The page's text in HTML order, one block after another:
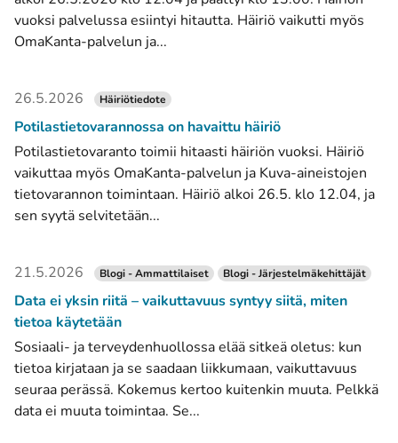
vuoksi palvelussa esiintyi hitautta. Häiriö vaikutti myös
OmaKanta-palvelun ja...
26.5.2026 Häiriötiedote
Potilastietovarannossa on havaittu häiriö
Potilastietovaranto toimii hitaasti häiriön vuoksi. Häiriö
vaikuttaa myös OmaKanta-palvelun ja Kuva-aineistojen
tietovarannon toimintaan. Häiriö alkoi 26.5. klo 12.04, ja
sen syytä selvitetään...
21.5.2026 Blogi - Ammattilaiset Blogi - Järjestelmäkehittäjät
Data ei yksin riitä – vaikuttavuus syntyy siitä, miten
tietoa käytetään
Sosiaali- ja terveydenhuollossa elää sitkeä oletus: kun
tietoa kirjataan ja se saadaan liikkumaan, vaikuttavuus
seuraa perässä. Kokemus kertoo kuitenkin muuta. Pelkkä
data ei muuta toimintaa. Se...